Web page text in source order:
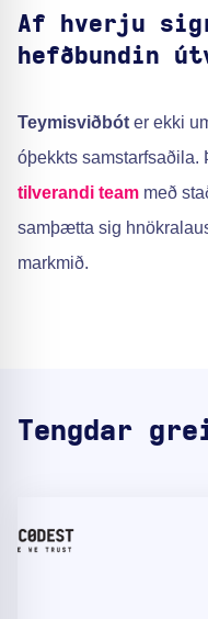
Af hverju
hefðbundin
Teymisviðbót er ekki
óþekkts samstarfsaðila.
tilverandi team með
samþætta sig
markmið.
Tengdar